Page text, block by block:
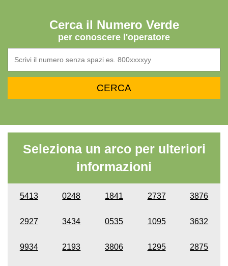
Cerca il Numero Verde
per conoscere l'operatore
Seleziona un arco per ulteriori
informazioni
5413 0248 1841 2737 3876
2927 3434 0535 1095 3632
9934 2193 3806 1295 2875